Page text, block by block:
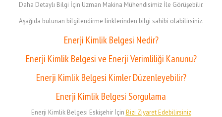
Daha Detaylı Bilgi İçin Uzman Makina Mühendisimiz İle Görüşebilir.
Aşağıda bulunan bilgilendirme linklerinden bilgi sahibi olabilirsiniz.
Enerji Kimlik Belgesi Nedir?
Enerji Kimlik Belgesi ve Enerji Verimliliği Kanunu?
Enerji Kimlik Belgesi Kimler Düzenleyebilir?
Enerji Kimlik Belgesi Sorgulama
Enerji Kimlik Belgesi Eskişehir İçin Bizi Ziyaret Edebilirsiniz